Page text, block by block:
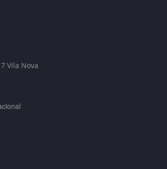
Vila Nova